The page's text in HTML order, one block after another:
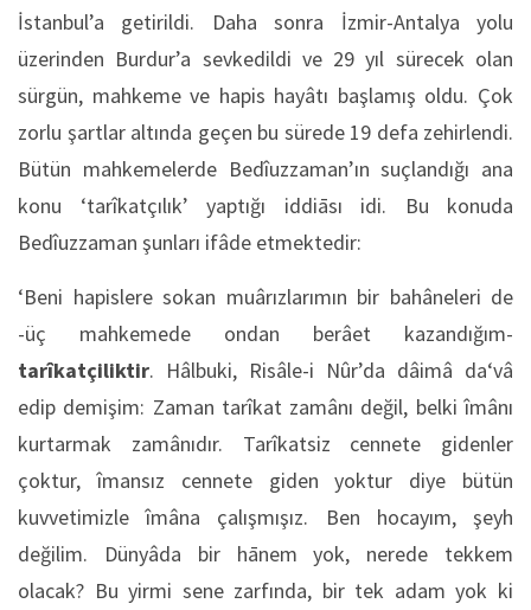
İstanbul’a getirildi. Daha sonra İzmir-Antalya yolu
üzerinden Burdur’a sevkedildi ve 29 yıl sürecek olan
sürgün, mahkeme ve hapis hayâtı başlamış oldu. Çok
zorlu şartlar altında geçen bu sürede 19 defa zehirlendi.
Bütün mahkemelerde Bedîuzzaman’ın suçlandığı ana
konu ‘tarîkatçılık’ yaptığı iddiāsı idi. Bu konuda
Bedîuzzaman şunları ifâde etmektedir:
‘Beni hapislere sokan muârızlarımın bir bahâneleri de
-üç mahkemede ondan berâet kazandığım-
tarîkatçiliktir. Hâlbuki, Risâle-i Nûr’da dâimâ da‘vâ
edip demişim: Zaman tarîkat zamânı değil, belki îmânı
kurtarmak zamânıdır. Tarîkatsiz cennete gidenler
çoktur, îmansız cennete giden yoktur diye bütün
kuvvetimizle îmâna çalışmışız. Ben hocayım, şeyh
değilim. Dünyâda bir hānem yok, nerede tekkem
olacak? Bu yirmi sene zarfında, bir tek adam yok ki